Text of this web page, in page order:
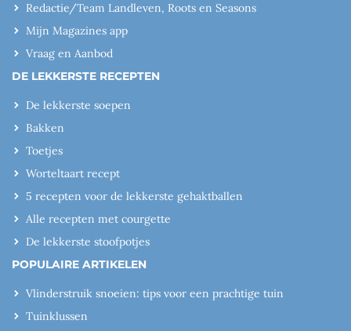
Redactie/Team Landleven, Roots en Seasons
Mijn Magazines app
Vraag en Aanbod
DE LEKKERSTE RECEPTEN
De lekkerste soepen
Bakken
Toetjes
Worteltaart recept
5 recepten voor de lekkerste gehaktballen
Alle recepten met courgette
De lekkerste stoofpotjes
POPULAIRE ARTIKELEN
Vlinderstruik snoeien: tips voor een prachtige tuin
Tuinklussen